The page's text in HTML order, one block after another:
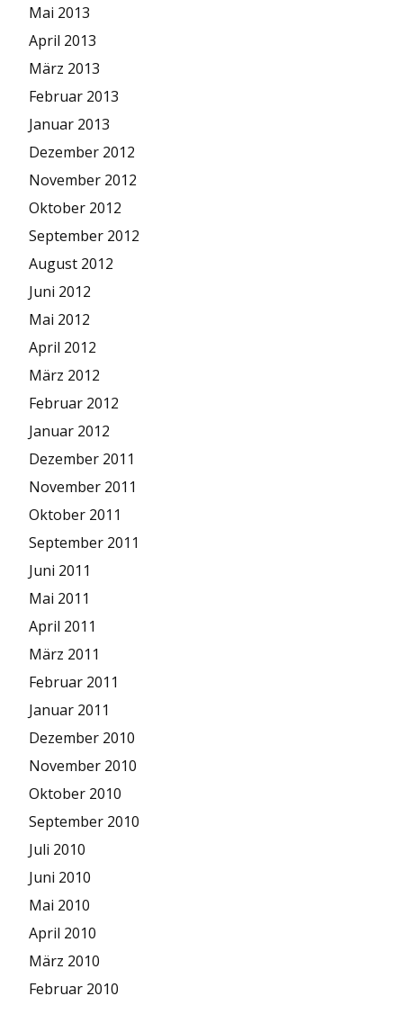
Mai 2013
April 2013
März 2013
Februar 2013
Januar 2013
Dezember 2012
November 2012
Oktober 2012
September 2012
August 2012
Juni 2012
Mai 2012
April 2012
März 2012
Februar 2012
Januar 2012
Dezember 2011
November 2011
Oktober 2011
September 2011
Juni 2011
Mai 2011
April 2011
März 2011
Februar 2011
Januar 2011
Dezember 2010
November 2010
Oktober 2010
September 2010
Juli 2010
Juni 2010
Mai 2010
April 2010
März 2010
Februar 2010